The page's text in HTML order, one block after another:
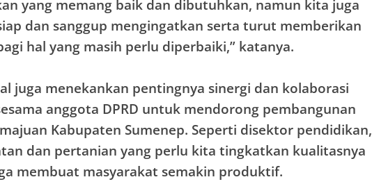
yang memang baik dan dibutuhkan, namun kita juga
dan sanggup mengingatkan serta turut memberikan
hal yang masih perlu diperbaiki,” katanya.
juga menekankan pentingnya sinergi dan kolaborasi
anggota DPRD untuk mendorong pembangunan
Kabupaten Sumenep. Seperti disektor pendidikan,
dan pertanian yang perlu kita tingkatkan kualitasnya
membuat masyarakat semakin produktif.